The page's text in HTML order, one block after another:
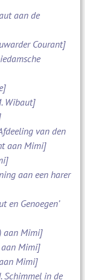
aan de
Courant]
Wibaut]
van den
aan Mimi]
aan een harer
en Genoegen’
aan Mimi]
aan Mimi]
Mimi]
Schimmel in de